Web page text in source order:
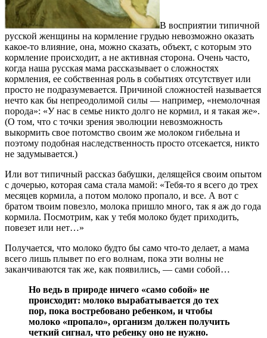
В восприятии типичной
русской женщины на кормление грудью невозможно оказать
какое-то влияние, она, можно сказать, объект, с которым это
кормление происходит, а не активная сторона. Очень часто,
когда наша русская мама рассказывает о сложностях
кормления, ее собственная роль в событиях отсутствует или
просто не подразумевается. Причиной сложностей называется
нечто как бы непреодолимой силы ― например, «немолочная
порода»: «У нас в семье никто долго не кормил, и я такая же».
(О том, что с точки зрения эволюции невозможность
выкормить свое потомство своим же молоком гибельна и
поэтому подобная наследственность просто отсекается, никто
не задумывается.)
Или вот типичный рассказ бабушки, делящейся своим опытом
с дочерью, которая сама стала мамой: «Тебя-то я всего до трех
месяцев кормила, а потом молоко пропало, и все. А вот с
братом твоим повезло, молока пришло много, так я аж до года
кормила. Посмотрим, как у тебя молоко будет приходить,
повезет или нет…»
Получается, что молоко будто бы само что-то делает, а мама
всего лишь плывет по его волнам, пока эти волны не
заканчиваются так же, как появились, ― сами собой…
Но ведь в природе ничего «само собой» не
происходит: молоко вырабатывается до тех
пор, пока востребовано ребенком, и чтобы
молоко «пропало», организм должен получить
четкий сигнал, что ребенку оно не нужно.